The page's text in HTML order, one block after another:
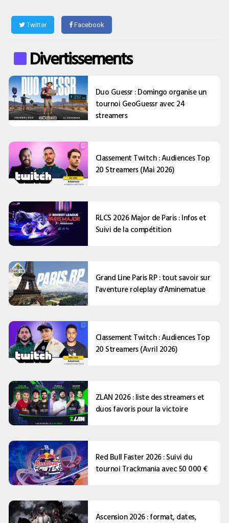
Twitter Facebook
Divertissements
Duo Guessr : Domingo organise un
tournoi GeoGuessr avec 24
streamers
Classement Twitch : Audiences Top
20 Streamers (Mai 2026)
RLCS 2026 Major de Paris : Infos et
Suivi de la compétition
Grand Line Paris RP : tout savoir sur
l'aventure roleplay d'Aminematue
Classement Twitch : Audiences Top
20 Streamers (Avril 2026)
ZLAN 2026 : liste des streamers et
duos favoris pour la victoire
Red Bull Faster 2026 : Suivi du
tournoi Trackmania avec 50 000 €
Ascension 2026 : format, dates,